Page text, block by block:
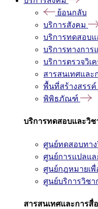
ย้อนกลับ
บริการสังคม
บริการทดสอบแ
บริการทางการ
บริการตรวจวิ
สารสนเทศและ
พื้นที่สร้างสรรค์
พิพิธภัณฑ์
บริการทดสอบและวิช
ศูนย์ทดสอบทา
ศูนย์การแปลแล
ศูนย์กฎหมายเ
ศูนย์บริการวิช
สารสนเทศและการสื่